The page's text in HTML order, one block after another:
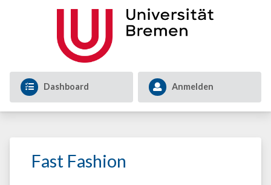
Dashboard Anmelden
Fast Fashion